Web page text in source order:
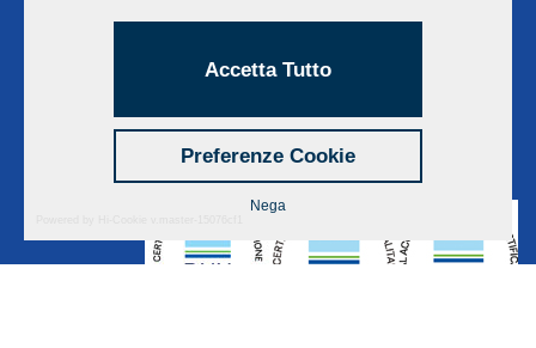
Fax: 0541 643613
Accetta Tutto
Preferenze Cookie
Nega